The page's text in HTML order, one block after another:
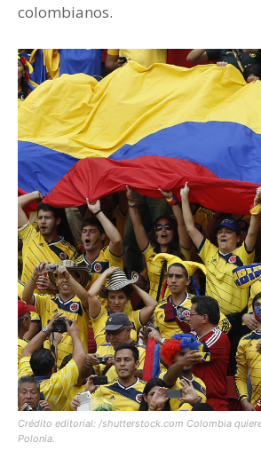
colombianos.
Crédito editorial: /shutterstock.com Colombia
Polonia.